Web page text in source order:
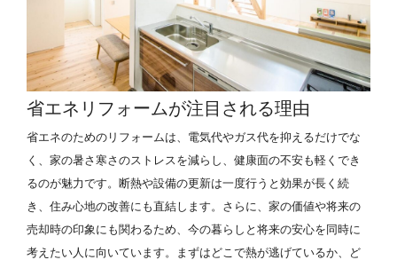
省エネリフォームが注目される理由
省エネのためのリフォームは、電気代やガス代を抑えるだけでな
く、家の暑さ寒さのストレスを減らし、健康面の不安も軽くでき
るのが魅力です。断熱や設備の更新は一度行うと効果が長く続
き、住み心地の改善にも直結します。さらに、家の価値や将来の
売却時の印象にも関わるため、今の暮らしと将来の安心を同時に
考えたい人に向いています。まずはどこで熱が逃げているか、ど